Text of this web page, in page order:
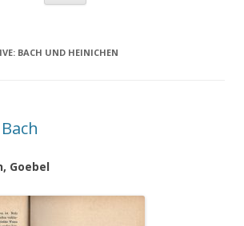
springen
BACH UND HEINICHEN
Goebel